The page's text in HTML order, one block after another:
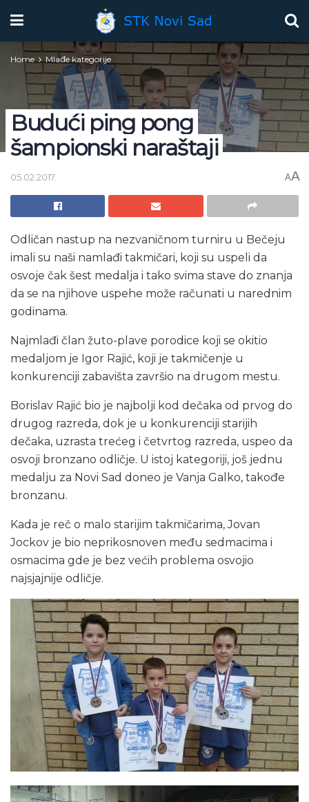
Home Mlađe kategorije
Budući ping pong
šampionski naraštaji
05.02.2017. AA
Odličan nastup na nezvaničnom turniru u Bečeju
imali su naši namlađi takmičari, koji su uspeli da
osvoje čak šest medalja i tako svima stave do znanja
da se na njihove uspehe može računati u narednim
godinama.
Najmlađi član žuto-plave porodice koji se okitio
medaljom je Igor Rajić, koji je takmičenje u
konkurenciji zabavišta završio na drugom mestu.
Borislav Rajić bio je najbolji kod dečaka od prvog do
drugog razreda, dok je u konkurenciji starijih
dečaka, uzrasta trećeg i četvrtog razreda, uspeo da
osvoji bronzano odličje. U istoj kategoriji, još jednu
medalju za Novi Sad doneo je Vanja Galko, takođe
bronzanu.
Kada je reč o malo starijim takmičarima, Jovan
Jockov je bio neprikosnoven među sedmacima i
osmacima gde je bez većih problema osvojio
najsjajnije odličje.